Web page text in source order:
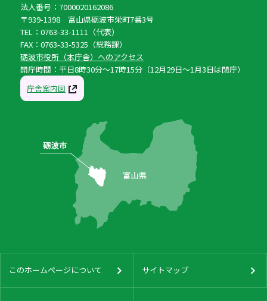
法人番号：7000020162086
〒939-1398 富山県砺波市栄町7番3号
TEL：0763-33-1111（代表）
FAX：0763-33-5325（総務課）
砺波市役所（本庁舎）へのアクセス
開庁時間：平日8時30分〜17時15分（12月29日〜1月3日は閉庁）
庁舎案内図
このホームページについて サイトマップ